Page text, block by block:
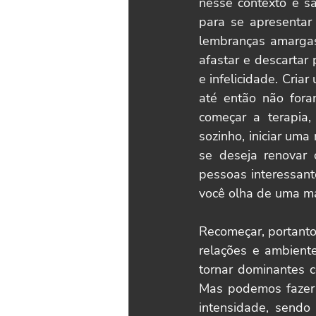
para se
lembranças
afastar e descartar
e infelicidade. Criar
até então não
começar a
sozinho, iniciar
se deseja
pessoas
você olha de uma
Recomeçar,
relações e
tornar dominantes
Mas podemos
intensidade,